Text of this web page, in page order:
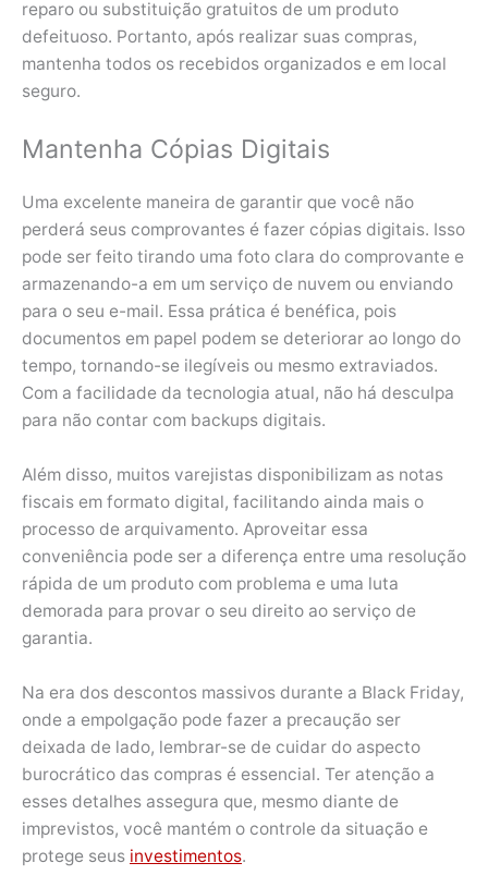
reparo ou substituição gratuitos de um produto
defeituoso. Portanto, após realizar suas compras,
mantenha todos os recebidos organizados e em local
seguro.
Mantenha Cópias Digitais
Uma excelente maneira de garantir que você não
perderá seus comprovantes é fazer cópias digitais. Isso
pode ser feito tirando uma foto clara do comprovante e
armazenando-a em um serviço de nuvem ou enviando
para o seu e-mail. Essa prática é benéfica, pois
documentos em papel podem se deteriorar ao longo do
tempo, tornando-se ilegíveis ou mesmo extraviados.
Com a facilidade da tecnologia atual, não há desculpa
para não contar com backups digitais.
Além disso, muitos varejistas disponibilizam as notas
fiscais em formato digital, facilitando ainda mais o
processo de arquivamento. Aproveitar essa
conveniência pode ser a diferença entre uma resolução
rápida de um produto com problema e uma luta
demorada para provar o seu direito ao serviço de
garantia.
Na era dos descontos massivos durante a Black Friday,
onde a empolgação pode fazer a precaução ser
deixada de lado, lembrar-se de cuidar do aspecto
burocrático das compras é essencial. Ter atenção a
esses detalhes assegura que, mesmo diante de
imprevistos, você mantém o controle da situação e
protege seus investimentos.